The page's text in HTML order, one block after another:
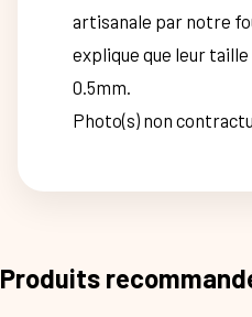
artisanale par notre
explique que leur
0.5mm.
Photo(s) non
Produits